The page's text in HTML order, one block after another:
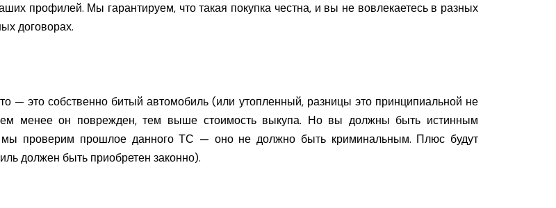
профилей. Мы гарантируем, что такая покупка честна, и вы не вовлекаетесь в разных
договорах.
— это собственно битый автомобиль (или утопленный, разницы это принципиальной не
менее он поврежден, тем выше стоимость выкупа. Но вы должны быть истинным
мы проверим прошлое данного ТС — оно не должно быть криминальным. Плюс будут
должен быть приобретен законно).